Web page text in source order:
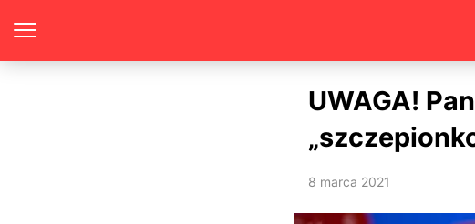
UWAGA!
8 marca 2021